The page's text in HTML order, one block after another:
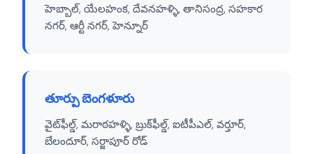
హెబ్బాల్, యేలహంక, దేవనహళ్ళి, తానిసంద్ర, సహకార
నగర్, ఆర్టీ నగర్, హెన్నూర్
తూర్పు బెంగళూరు
వైట్‌ఫీల్డ్, మరాఠహళ్ళి, బ్రుక్‌ఫీల్డ్, ఐటీపీఎల్, వర్తూర్,
బేలందూర్, సర్జాపూర్ రోడ్